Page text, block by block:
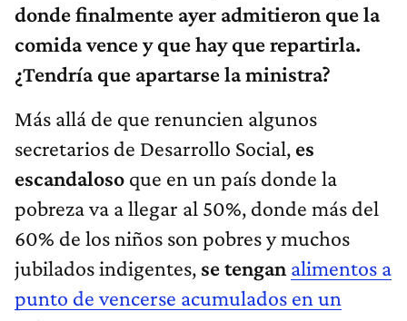
donde finalmente ayer admitieron que la
comida vence y que hay que repartirla.
¿Tendría que apartarse la ministra?
Más allá de que renuncien algunos
secretarios de Desarrollo Social, es
escandaloso que en un país donde la
pobreza va a llegar al 50%, donde más del
60% de los niños son pobres y muchos
jubilados indigentes, se tengan alimentos a
punto de vencerse acumulados en un